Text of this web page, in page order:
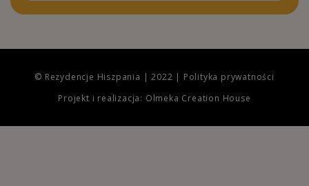
© Rezydencje Hiszpania | 2022 | Polityka prywatności
Projekt i realizacja: Olmeka Creation House